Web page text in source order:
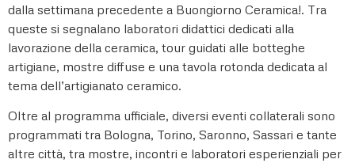
dalla settimana precedente a Buongiorno Ceramica!. Tra
queste si segnalano laboratori didattici dedicati alla
lavorazione della ceramica, tour guidati alle botteghe
artigiane, mostre diffuse e una tavola rotonda dedicata al
tema dell’artigianato ceramico.
Oltre al programma ufficiale, diversi eventi collaterali sono
programmati tra Bologna, Torino, Saronno, Sassari e tante
altre città, tra mostre, incontri e laboratori esperienziali per